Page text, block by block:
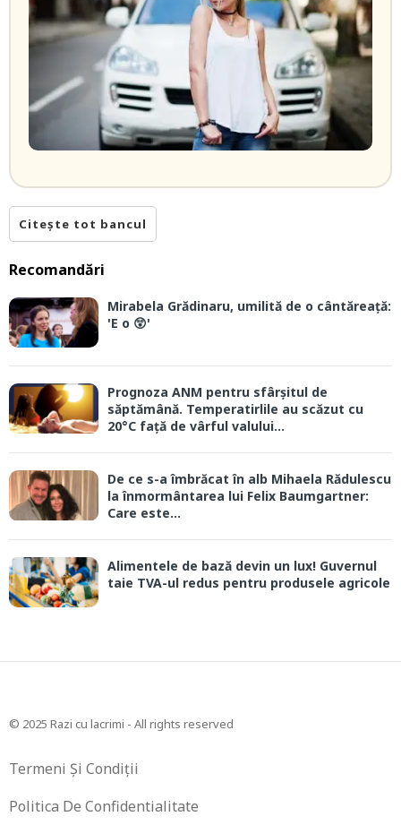
Citește tot bancul
Recomandări
Mirabela Grădinaru, umilită de o cântăreață:
'E o 😲'
Prognoza ANM pentru sfârșitul de
săptămână. Temperatirlile au scăzut cu
20°C față de vârful valului...
De ce s-a îmbrăcat în alb Mihaela Rădulescu
la înmormântarea lui Felix Baumgartner:
Care este...
Alimentele de bază devin un lux! Guvernul
taie TVA-ul redus pentru produsele agricole
© 2025 Razi cu lacrimi - All rights reserved
Termeni Și Condiții
Politica De Confidentialitate